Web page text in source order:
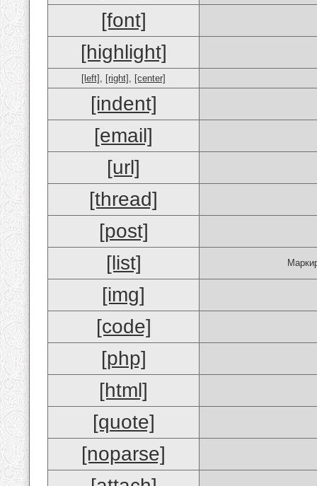
[font]
[highlight]
[left] , [right] , [center]
[indent]
[email]
[url]
[thread]
[post]
[list]
[img]
[code]
[php]
[html]
[quote]
[noparse]